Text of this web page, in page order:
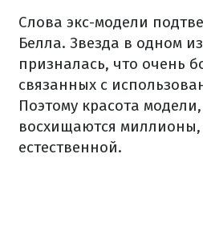
Слова экс-модели
Белла. Звезда в одном
призналась, что очень
связанных с
Поэтому красота
восхищаются миллионы,
естественной.